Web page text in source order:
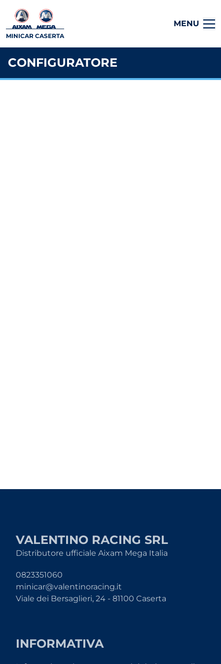
MINICAR CASERTA
MENU
CONFIGURATORE
VALENTINO RACING SRL
Distributore ufficiale Aixam Mega Italia
0823351060
minicar@valentinoracing.it
Viale dei Bersaglieri, 24 - 81100 Caserta
INFORMATIVA